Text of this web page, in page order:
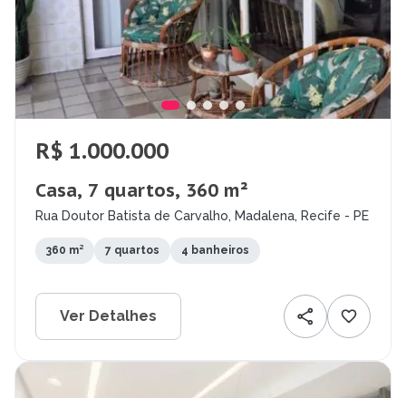
R$ 1.000.000
Casa, 7 quartos, 360 m²
Rua Doutor Batista de Carvalho, Madalena, Recife - PE
360 m² 7 quartos 4 banheiros
Ver Detalhes